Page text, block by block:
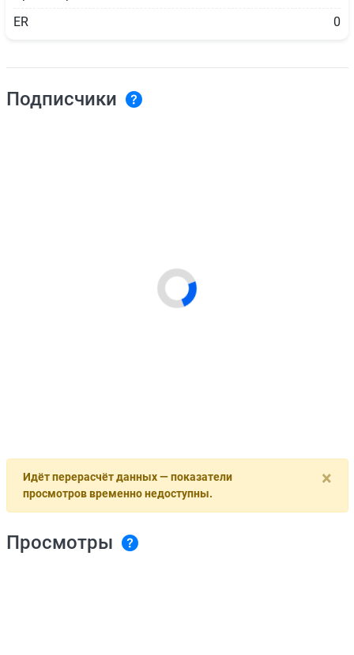
ER
0
Подписчики
×
Идёт перерасчёт данных — показатели
просмотров временно недоступны.
Просмотры